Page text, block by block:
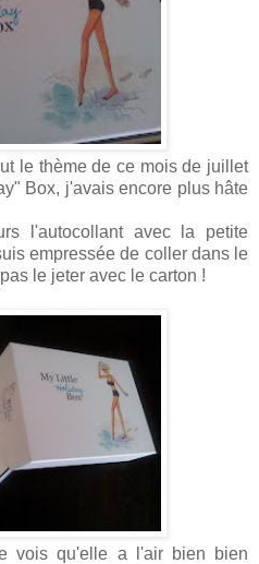
le thème de ce mois de juillet
Box, j'avais encore plus hâte
l'autocollant avec la petite
empressée de coller dans le
le jeter avec le carton !
vois qu'elle a l'air bien bien